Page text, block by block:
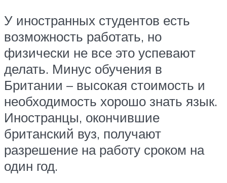
У иностранных студентов есть
возможность работать, но
физически не все это успевают
делать. Минус обучения в
Британии – высокая стоимость и
необходимость хорошо знать язык.
Иностранцы, окончившие
британский вуз, получают
разрешение на работу сроком на
один год.